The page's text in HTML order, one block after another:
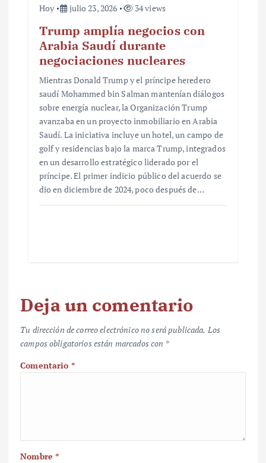
Hoy julio 23, 2026 34 views
Trump amplía negocios con
Arabia Saudí durante
negociaciones nucleares
Mientras Donald Trump y el príncipe heredero
saudí Mohammed bin Salman mantenían diálogos
sobre energía nuclear, la Organización Trump
avanzaba en un proyecto inmobiliario en Arabia
Saudí. La iniciativa incluye un hotel, un campo de
golf y residencias bajo la marca Trump, integrados
en un desarrollo estratégico liderado por el
príncipe. El primer indicio público del acuerdo se
dio en diciembre de 2024, poco después de…
Deja un comentario
Tu dirección de correo electrónico no será publicada. Los
campos obligatorios están marcados con *
Comentario *
Nombre*